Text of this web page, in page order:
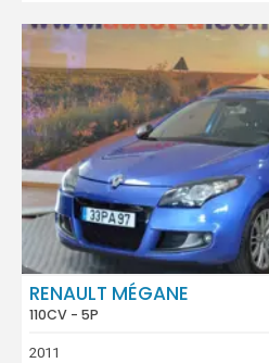
RENAULT MÉGANE
110CV - 5P
2011